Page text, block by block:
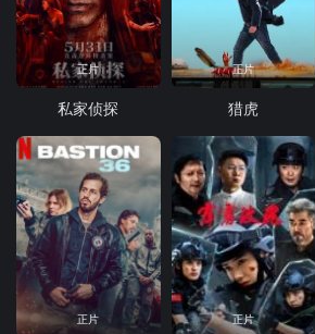
正片
私家侦探
正片
猎虎
正片 正片